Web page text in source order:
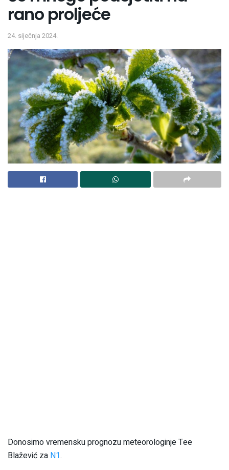
rano proljeće
24. siječnja 2024.
Donosimo vremensku prognozu meteorologinje Tee
Blažević za N1.